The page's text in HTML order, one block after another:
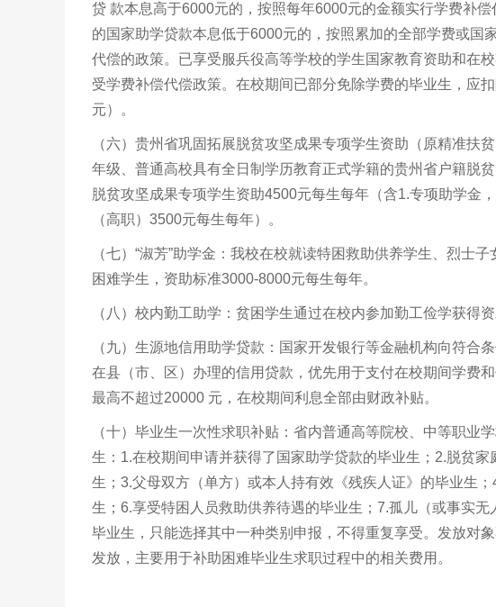
贷 款本息高于6000元的，按照每年6000元的金额实行学费补
的国家助学贷款本息低于6000元的，按照累加的全部学费或国
代偿的政策。已享受服兵役高等学校的学生国家教育资助和在
受学费补偿代偿政策。在校期间已部分免除学费的毕业生，应
元）。
（六）贵州省巩固拓展脱贫攻坚成果专项学生资助（原精准扶
年级、普通高校具有全日制学历教育正式学籍的贵州省户籍脱
脱贫攻坚成果专项学生资助4500元每生每年（含1.专项助学金
（高职）3500元每生每年）。
（七）“淑芳”助学金：我校在校就读特困救助供养学生、烈士
困难学生，资助标准3000-8000元每生每年。
（八）校内勤工助学：贫困学生通过在校内参加勤工俭学获得
（九）生源地信用助学贷款：国家开发银行等金融机构向符合
在县（市、区）办理的信用贷款，优先用于支付在校期间学费
最高不超过20000 元，在校期间利息全部由财政补贴。
（十）毕业生一次性求职补贴：省内普通高等院校、中等职业
生：1.在校期间申请并获得了国家助学贷款的毕业生；2.脱贫
生；3.父母双方（单方）或本人持有效《残疾人证》的毕业生
生；6.享受特困人员救助供养待遇的毕业生；7.孤儿（或事实
毕业生，只能选择其中一种类别申报，不得重复享受。发放对
发放，主要用于补助困难毕业生求职过程中的相关费用。